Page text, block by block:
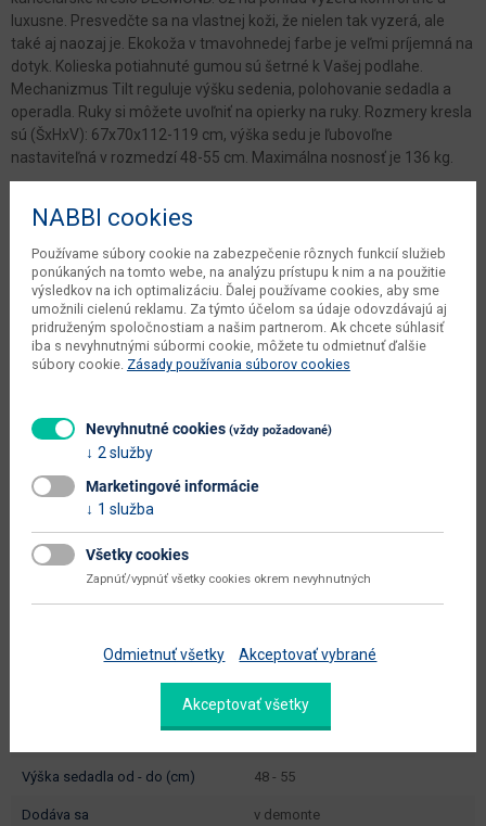
luxusne. Presvedčte sa na vlastnej koži, že nielen tak vyzerá, ale
také aj naozaj je. Ekokoža v tmavohnedej farbe je veľmi príjemná na
dotyk. Kolieska potiahnuté gumou sú šetrné k Vašej podlahe.
Mechanizmus Tilt reguluje výšku sedenia, polohovanie sedadla a
operadla. Ruky si môžete uvoľniť na opierky na ruky. Rozmery kresla
sú (ŠxHxV): 67x70x112-119 cm, výška sedu je ľubovoľne
nastaviteľná v rozmedzí 48-55 cm. Maximálna nosnosť je 136 kg.
Parametre
Šírka 67 cm
Hĺbka 70 cm
Výška 112/119 cm
počet balíkov dodávateľa 1 ks
kusov v balení dodávateľa
dodávateľa
typové označenie
výška od - do (cm) 112 - 119
hĺbka sedadla (cm) 52
48
výška sedadla od - do (cm) 48 - 55
dodáva sa v demonte
NABBI cookies
Používame súbory cookie na zabezpečenie rôznych funkcií služieb
ponúkaných na tomto webe, na analýzu prístupu k nim a na použitie
výsledkov na ich optimalizáciu. Ďalej používame cookies, aby sme
umožnili cielenú reklamu. Za týmto účelom sa údaje odovzdávajú aj
pridruženým spoločnostiam a našim partnerom. Ak chcete súhlasiť
iba s nevyhnutnými súbormi cookie, môžete tu odmietnuť ďalšie
súbory cookie. Zásady používania súborov cookies
Nevyhnutné cookies (vždy požadované)
2 služby
Marketingové informácie
1 služba
Všetky cookies
Zapnúť/vypnúť všetky cookies okrem nevyhnutných
Odmietnuť všetky Akceptovať vybrané
Akceptovať všetky